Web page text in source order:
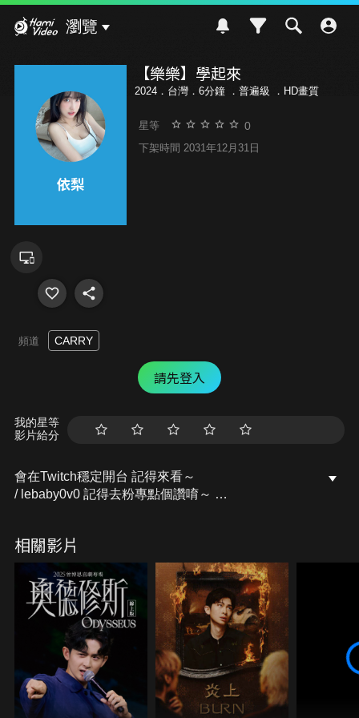
瀏覽
【樂樂】學起來
2024．台灣．6分鐘 ． 普遍級 ．HD畫質
星等 0
下架時間 2031年12月31日
頻道 CARRY
請先登入
我的星等
影片給分
會在Twitch穩定開台 記得來看～
/ lebaby0v0 記得去粉專點個讚唷～
/ lebaby0v0 Instagram：lebaby0v0
/ lebaby0v0 本頻道授權相關請洽詢：
littlefish@mesports.com.tw
若非此窗口授權，一律概不承認。
業務合作請洽：san710501@mesports.com.tw
相關影片